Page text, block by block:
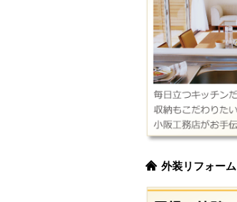
外装リフォーム